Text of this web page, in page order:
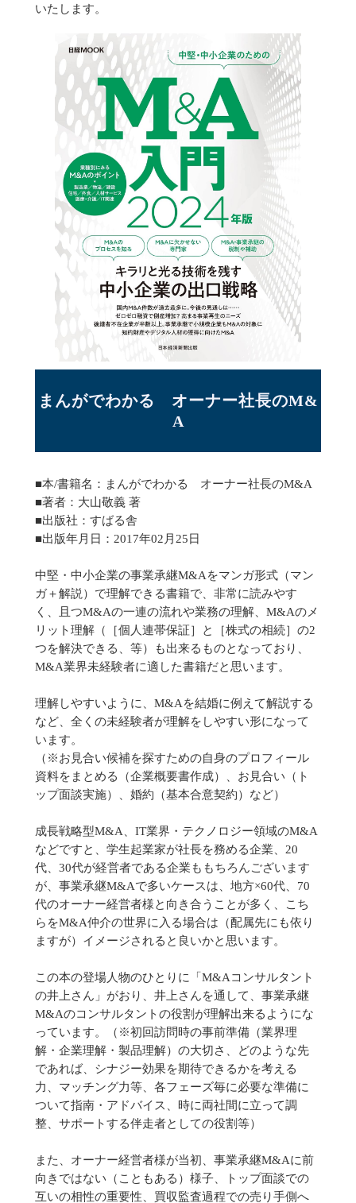
いたします。
まんがでわかる　オーナー社長のM&
A
■本/書籍名：まんがでわかる オーナー社長のM&A
■著者：大山敬義 著
■出版社：すばる舎
■出版年月日：2017年02月25日
中堅・中小企業の事業承継M&Aをマンガ形式（マン
ガ＋解説）で理解できる書籍で、非常に読みやす
く、且つM&Aの一連の流れや業務の理解、M&Aのメ
リット理解（［個人連帯保証］と［株式の相続］の2
つを解決できる、等）も出来るものとなっており、
M&A業界未経験者に適した書籍だと思います。
理解しやすいように、M&Aを結婚に例えて解説する
など、全くの未経験者が理解をしやすい形になって
います。
（※お見合い候補を探すための自身のプロフィール
資料をまとめる（企業概要書作成）、お見合い（ト
ップ面談実施）、婚約（基本合意契約）など）
成長戦略型M&A、IT業界・テクノロジー領域のM&A
などですと、学生起業家が社長を務める企業、20
代、30代が経営者である企業ももちろんございます
が、事業承継M&Aで多いケースは、地方×60代、70
代のオーナー経営者様と向き合うことが多く、こち
らをM&A仲介の世界に入る場合は（配属先にも依り
ますが）イメージされると良いかと思います。
この本の登場人物のひとりに「M&Aコンサルタント
の井上さん」がおり、井上さんを通して、事業承継
M&Aのコンサルタントの役割が理解出来るようにな
っています。（※初回訪問時の事前準備（業界理
解・企業理解・製品理解）の大切さ、どのような先
であれば、シナジー効果を期待できるかを考える
力、マッチング力等、各フェーズ毎に必要な準備に
ついて指南・アドバイス、時に両社間に立って調
整、サポートする伴走者としての役割等）
また、オーナー経営者様が当初、事業承継M&Aに前
向きではない（こともある）様子、トップ面談での
互いの相性の重要性、買収監査過程での売り手側へ